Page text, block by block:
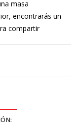
masa
encontrarás un
compartir